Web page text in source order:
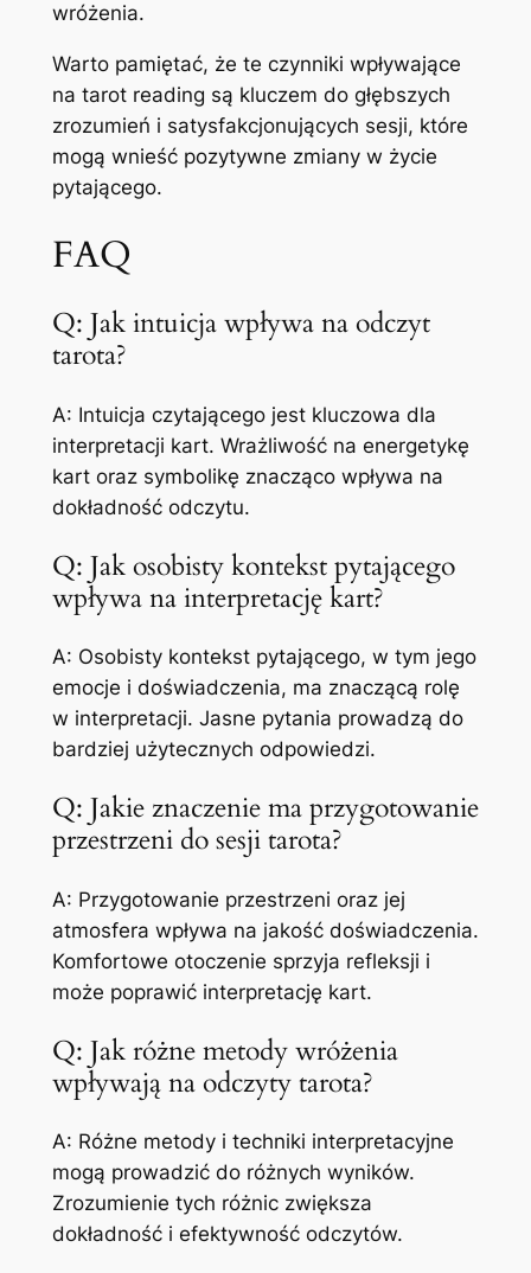
wróżenia.
Warto pamiętać, że te czynniki wpływające
na tarot reading są kluczem do głębszych
zrozumień i satysfakcjonujących sesji, które
mogą wnieść pozytywne zmiany w życie
pytającego.
FAQ
Q: Jak intuicja wpływa na odczyt
tarota?
A: Intuicja czytającego jest kluczowa dla
interpretacji kart. Wrażliwość na energetykę
kart oraz symbolikę znacząco wpływa na
dokładność odczytu.
Q: Jak osobisty kontekst pytającego
wpływa na interpretację kart?
A: Osobisty kontekst pytającego, w tym jego
emocje i doświadczenia, ma znaczącą rolę
w interpretacji. Jasne pytania prowadzą do
bardziej użytecznych odpowiedzi.
Q: Jakie znaczenie ma przygotowanie
przestrzeni do sesji tarota?
A: Przygotowanie przestrzeni oraz jej
atmosfera wpływa na jakość doświadczenia.
Komfortowe otoczenie sprzyja refleksji i
może poprawić interpretację kart.
Q: Jak różne metody wróżenia
wpływają na odczyty tarota?
A: Różne metody i techniki interpretacyjne
mogą prowadzić do różnych wyników.
Zrozumienie tych różnic zwiększa
dokładność i efektywność odczytów.